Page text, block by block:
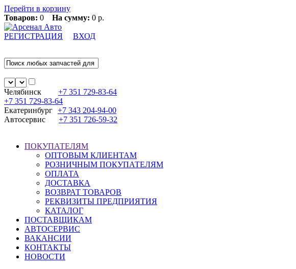
Перейти в корзину
Товаров: 0 На сумму: 0 р.
РЕГИСТРАЦИЯ ВХОД
Челябинск +7 351 729-83-64
+7 351 729-83-64
Екатеринбург +7 343 204-94-00
Автосервис
+7 351 726-59-32
ПОКУПАТЕЛЯМ
ОПТОВЫМ КЛИЕНТАМ
РОЗНИЧНЫМ ПОКУПАТЕЛЯМ
ОПЛАТА
ДОСТАВКА
ВОЗВРАТ ТОВАРОВ
РЕКВИЗИТЫ ПРЕДПРИЯТИЯ
КАТАЛОГ
ПОСТАВЩИКАМ
АВТОСЕРВИС
ВАКАНСИИ
КОНТАКТЫ
НОВОСТИ